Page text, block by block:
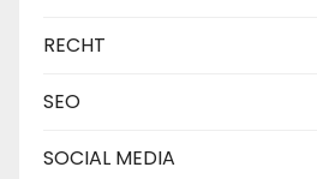
RECHT
SEO
SOCIAL MEDIA